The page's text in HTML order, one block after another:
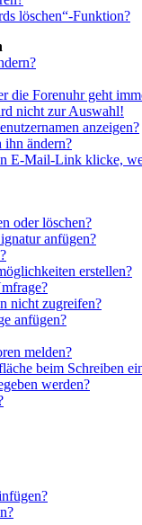
löschen“-Funktion?
die Forenuhr geht
nicht zur Auswahl!
anzeigen?
ihn ändern?
E-Mail-Link klicke,
oder löschen?
anfügen?
erstellen?
nicht zugreifen?
anfügen?
melden?
beim Schreiben
werden?